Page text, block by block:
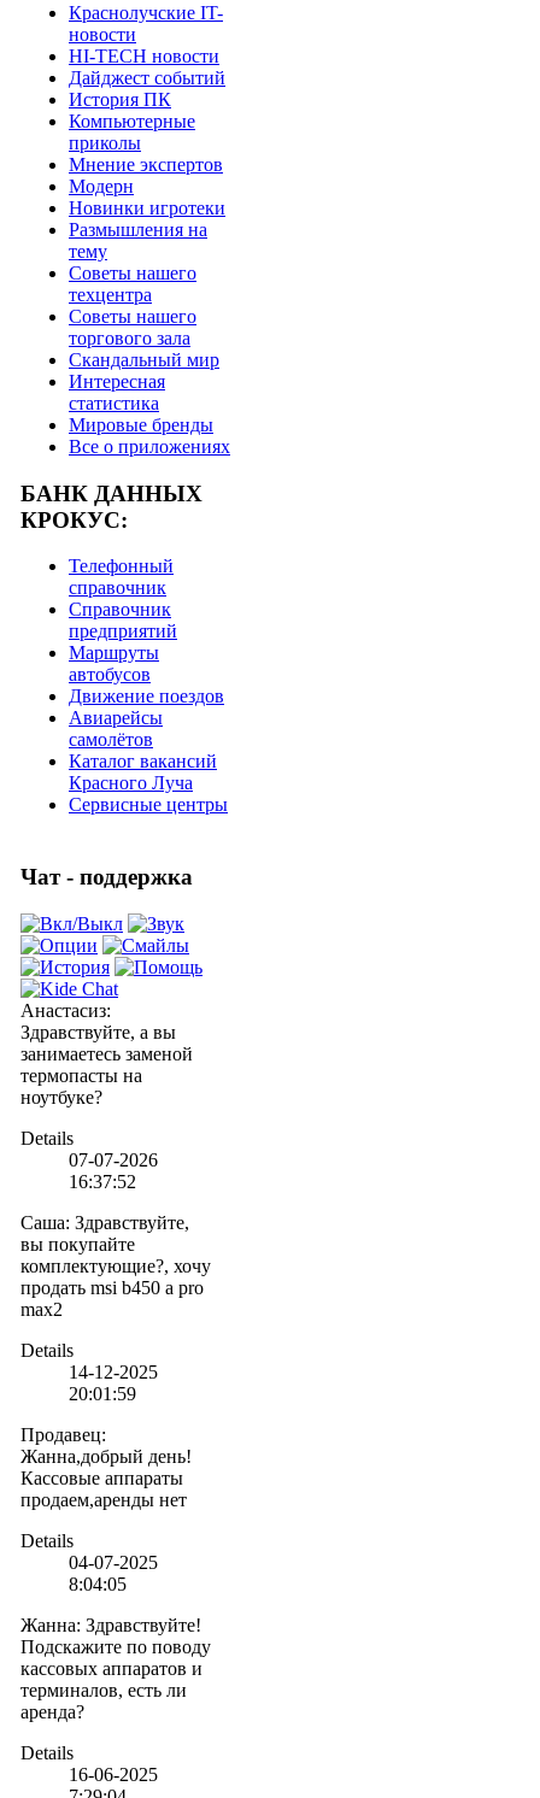
Краснолучские IT-
новости
HI-TECH новости
Дайджест событий
История ПК
Компьютерные
приколы
Мнение экспертов
Модерн
Новинки игротеки
Размышления на
тему
Советы нашего
техцентра
Советы нашего
торгового зала
Скандальный мир
Интересная
статистика
Мировые бренды
Все о приложениях
БАНК ДАННЫХ
КРОКУС:
Телефонный
справочник
Справочник
предприятий
Маршруты
автобусов
Движение поездов
Авиарейсы
самолётов
Каталог вакансий
Красного Луча
Сервисные центры
Чат - поддержка
Анастасиз:
Здравствуйте, а вы
занимаетесь заменой
термопасты на
ноутбуке?
Details
07-07-2026
16:37:52
Саша: Здравствуйте,
вы покупайте
комплектующие?, хочу
продать msi b450 a pro
max2
Details
14-12-2025
20:01:59
Продавец:
Жанна,добрый день!
Кассовые аппараты
продаем,аренды нет
Details
04-07-2025
8:04:05
Жанна: Здравствуйте!
Подскажите по поводу
кассовых аппаратов и
терминалов, есть ли
аренда?
Details
16-06-2025